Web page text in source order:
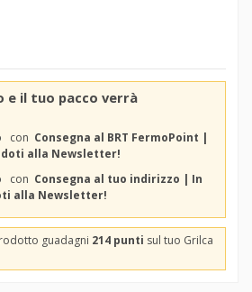
e il tuo pacco verrà
con Consegna al BRT FermoPoint |
alla Newsletter!
con Consegna al tuo indirizzo | In
alla Newsletter!
guadagni 214 punti sul tuo Grilca